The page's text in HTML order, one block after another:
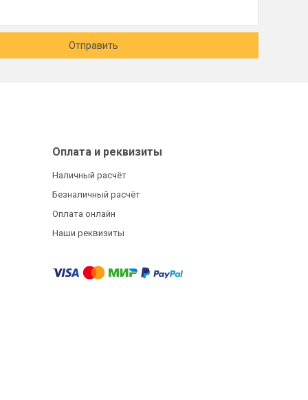
Отправить
Оплата и реквизиты
Наличный расчёт
Безналичный расчёт
Оплата онлайн
Наши реквизиты